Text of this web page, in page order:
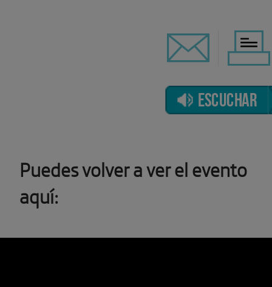
ESCUCHAR
Puedes volver a ver el evento
aquí: